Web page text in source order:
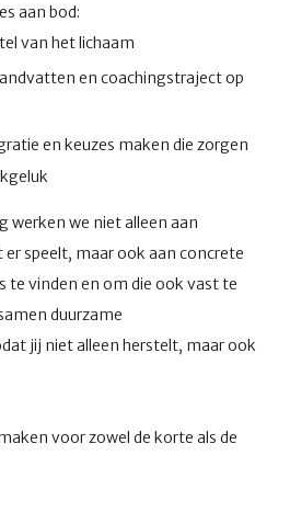
aan bod:
van het lichaam
en coachingstraject op
en keuzes maken die zorgen
werken we niet alleen aan
speelt, maar ook aan concrete
te vinden en om die ook vast te
duurzame
jij niet alleen herstelt, maar ook
voor zowel de korte als de